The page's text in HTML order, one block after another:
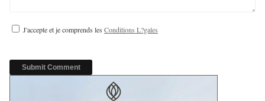
J'accepte et je comprends les Conditions L?gales